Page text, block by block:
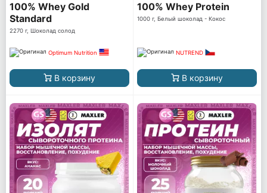
100% Whey Gold
Standard
2270 г, Шоколад солод
Optimum Nutrition
В корзину
100% Whey Protein
1000 г, Белый шоколад - Кокос
NUTREND
В корзину